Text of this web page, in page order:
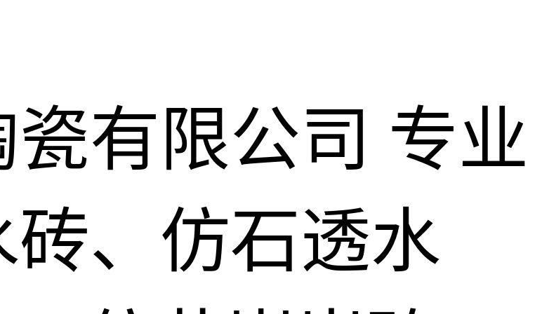
有限公司 专业
、仿石透水